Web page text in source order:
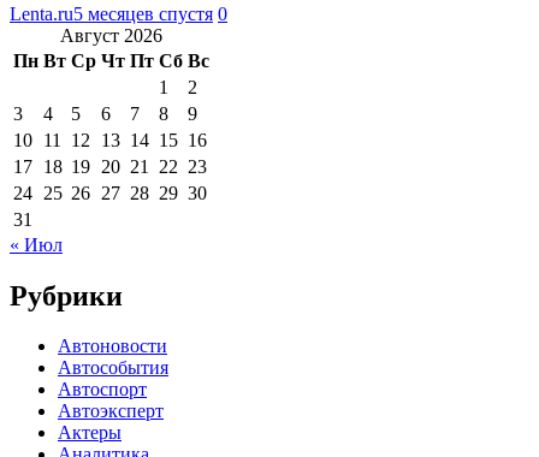
Lenta.ru5 месяцев спустя 0
Август 2026
Пн Вт Ср Чт Пт Сб Вс
1
2
3
4 5 6 7 8
9
10 11 12 13 14 15 16
17 18 19 20 21 22 23
24 25 26 27 28 29 30
31
« Июл
Рубрики
Автоновости
Автособытия
Автоспорт
Автоэксперт
Актеры